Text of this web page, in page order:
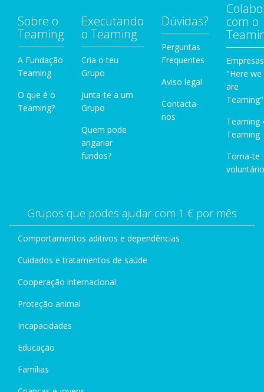
Sobre o
Teaming
A Fundação
Teaming
O que é o
Teaming?
Executando
o Teaming
Cria o teu
Grupo
Junta-te a um
Grupo
Quem pode
angariar
fundos?
Dúvidas?
Perguntas
Frequentes
Aviso legal
Contacta-
nos
com o
Empresas
"Here we
are
Teaming"
Teaming
Teaming
Torna-te
Grupos que podes ajudar com 1 € por mês
Comportamentos aditivos e dependências
Cuidados e tratamentos de saúde
Cooperação internacional
Proteção animal
Incapacidades
Educação
Famílias